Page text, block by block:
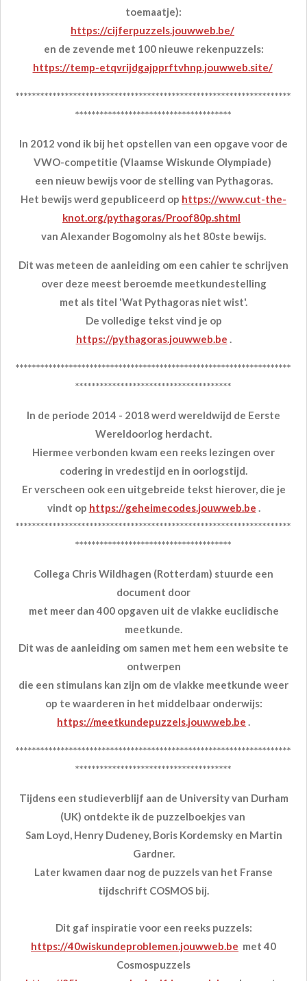
toemaatje):
https://cijferpuzzels.jouwweb.be/
en de zevende met 100 nieuwe rekenpuzzels:
https://temp-etqvrijdgajpprftvhnp.jouwweb.site/
*******************************************************************
**************************************
In 2012 vond ik bij het opstellen van een opgave voor de
VWO-competitie (Vlaamse Wiskunde Olympiade)
een nieuw bewijs voor de stelling van Pythagoras.
Het bewijs werd gepubliceerd op https://www.cut-the-
knot.org/pythagoras/Proof80p.shtml
van Alexander Bogomolny als het 80ste bewijs.
Dit was meteen de aanleiding om een cahier te schrijven
over deze meest beroemde meetkundestelling
met als titel 'Wat Pythagoras niet wist'.
De volledige tekst vind je op
https://pythagoras.jouwweb.be .
*******************************************************************
**************************************
In de periode 2014 - 2018 werd wereldwijd de Eerste
Wereldoorlog herdacht.
Hiermee verbonden kwam een reeks lezingen over
codering in vredestijd en in oorlogstijd.
Er verscheen ook een uitgebreide tekst hierover, die je
vindt op https://geheimecodes.jouwweb.be .
*******************************************************************
**************************************
Collega Chris Wildhagen (Rotterdam) stuurde een
document door
met meer dan 400 opgaven uit de vlakke euclidische
meetkunde.
Dit was de aanleiding om samen met hem een website te
ontwerpen
die een stimulans kan zijn om de vlakke meetkunde weer
op te waarderen in het middelbaar onderwijs:
https://meetkundepuzzels.jouwweb.be .
*******************************************************************
**************************************
Tijdens een studieverblijf aan de University van Durham
(UK) ontdekte ik de puzzelboekjes van
Sam Loyd, Henry Dudeney, Boris Kordemsky en Martin
Gardner.
Later kwamen daar nog de puzzels van het Franse
tijdschrift COSMOS bij.
Dit gaf inspiratie voor een reeks puzzels:
https://40wiskundeproblemen.jouwweb.be met 40
Cosmospuzzels